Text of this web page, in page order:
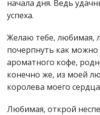
начала дня. Ведь
успеха.
Желаю тебе, любимая,
почерпнуть как
ароматного кофе,
конечно же, из моей
королева моего
Любимая, открой